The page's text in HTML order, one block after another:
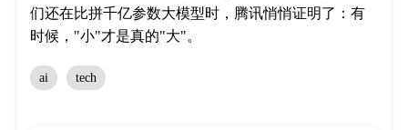
们还在比拼千亿参数大模型时，腾讯悄悄证明了：有
时候，"小"才是真的"大"。
ai tech